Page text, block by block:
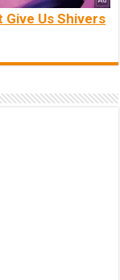
Give Us Shivers